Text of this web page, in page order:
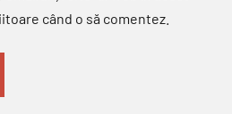
când o să comentez.